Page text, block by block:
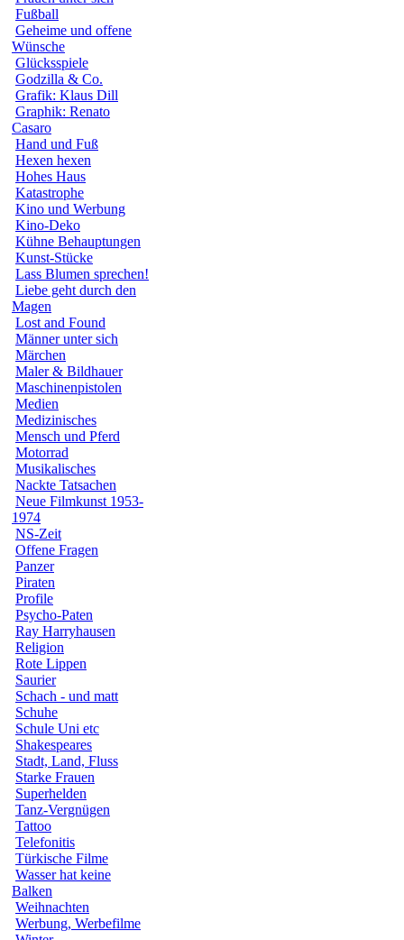
Fußball
Geheime und offene
Wünsche
Glücksspiele
Godzilla & Co.
Grafik: Klaus Dill
Graphik: Renato
Casaro
Hand und Fuß
Hexen hexen
Hohes Haus
Katastrophe
Kino und Werbung
Kino-Deko
Kühne Behauptungen
Kunst-Stücke
Lass Blumen sprechen!
Liebe geht durch den
Magen
Lost and Found
Männer unter sich
Märchen
Maler & Bildhauer
Maschinenpistolen
Medien
Medizinisches
Mensch und Pferd
Motorrad
Musikalisches
Nackte Tatsachen
Neue Filmkunst 1953-
1974
NS-Zeit
Offene Fragen
Panzer
Piraten
Profile
Psycho-Paten
Ray Harryhausen
Religion
Rote Lippen
Saurier
Schach - und matt
Schuhe
Schule Uni etc
Shakespeares
Stadt, Land, Fluss
Starke Frauen
Superhelden
Tanz-Vergnügen
Tattoo
Telefonitis
Türkische Filme
Wasser hat keine
Balken
Weihnachten
Werbung, Werbefilme